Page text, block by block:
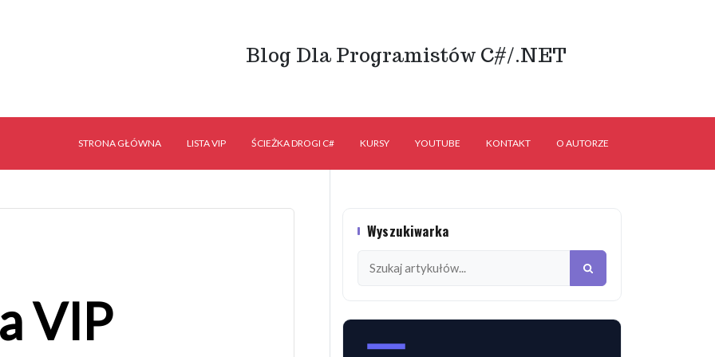
Blog Dla Programistów C#/.NET
STRONA GŁÓWNA LISTA VIP ŚCIEŻKA DROGI C# KURSY YOUTUBE KONTAKT O AUTORZE
VIP
Wyszukiwarka